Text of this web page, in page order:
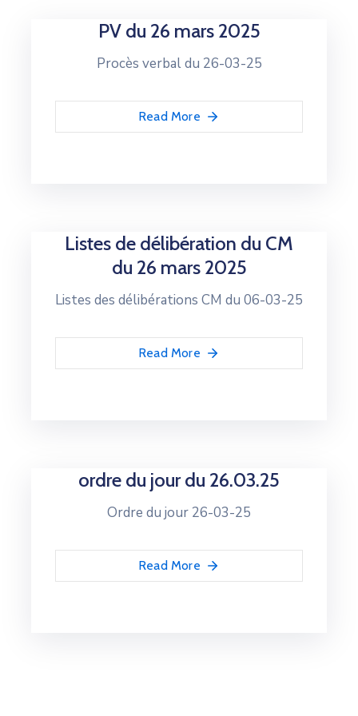
PV du 26 mars 2025
Procès verbal du 26-03-25
Read More
Listes de délibération du CM
du 26 mars 2025
Listes des délibérations CM du 06-03-25
Read More
ordre du jour du 26.03.25
Ordre du jour 26-03-25
Read More